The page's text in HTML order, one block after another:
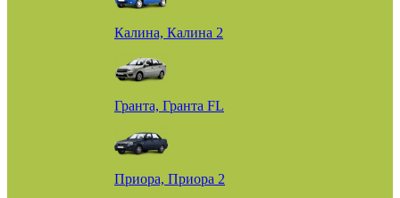
Калина, Калина 2
Гранта, Гранта FL
Приора, Приора 2